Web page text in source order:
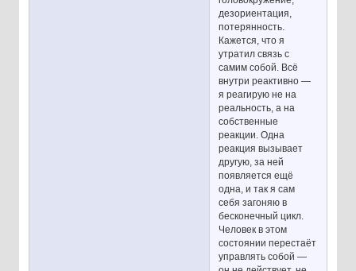
дезориентация,
потерянность.
Кажется, что я
утратил связь с
самим собой. Всё
внутри реактивно —
я реагирую не на
реальность, а на
собственные
реакции. Одна
реакция вызывает
другую, за ней
появляется ещё
одна, и так я сам
себя загоняю в
бесконечный цикл.
Человек в этом
состоянии перестаёт
управлять собой —